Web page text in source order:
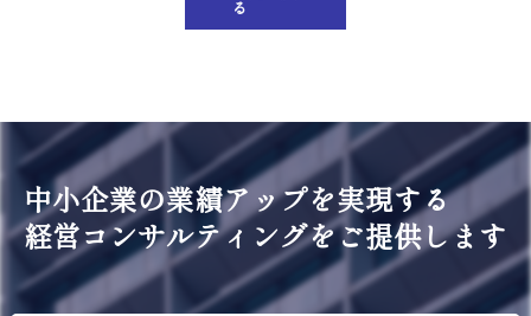
る
中小企業の業績アップを実現する
経営コンサルティングをご提供します